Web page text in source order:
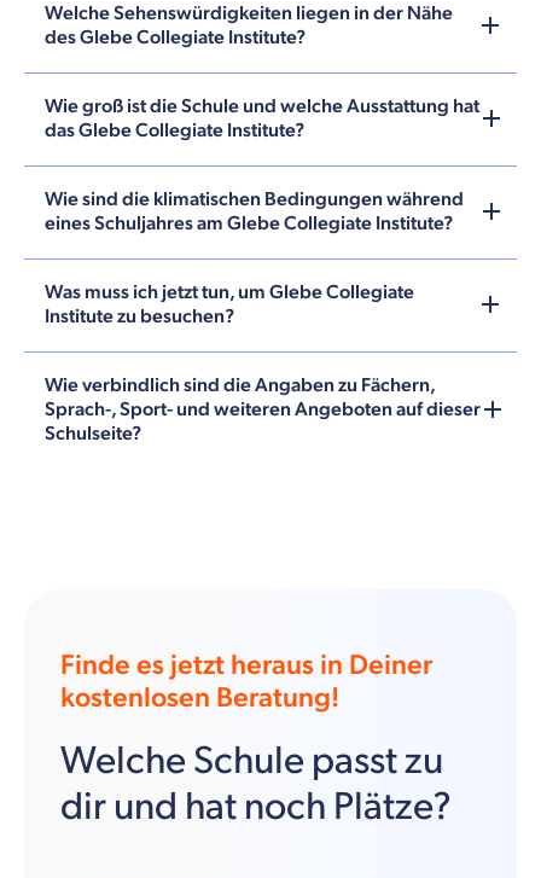
Welche Sehenswürdigkeiten liegen in der Nähe
des Glebe Collegiate Institute?
Wie groß ist die Schule und welche Ausstattung hat
das Glebe Collegiate Institute?
Wie sind die klimatischen Bedingungen während
eines Schuljahres am Glebe Collegiate Institute?
Was muss ich jetzt tun, um Glebe Collegiate
Institute zu besuchen?
Wie verbindlich sind die Angaben zu Fächern,
Sprach-, Sport- und weiteren Angeboten auf dieser
Schulseite?
Finde es jetzt heraus in Deiner
kostenlosen Beratung!
Welche Schule passt zu
dir und hat noch Plätze?